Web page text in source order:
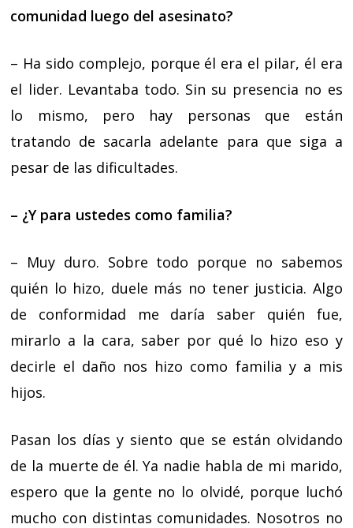
comunidad luego del asesinato?
– Ha sido complejo, porque él era el pilar, él era
el lider. Levantaba todo. Sin su presencia no es
lo mismo, pero hay personas que están
tratando de sacarla adelante para que siga a
pesar de las dificultades.
– ¿Y para ustedes como familia?
– Muy duro. Sobre todo porque no sabemos
quién lo hizo, duele más no tener justicia. Algo
de conformidad me daría saber quién fue,
mirarlo a la cara, saber por qué lo hizo eso y
decirle el daño nos hizo como familia y a mis
hijos.
Pasan los días y siento que se están olvidando
de la muerte de él. Ya nadie habla de mi marido,
espero que la gente no lo olvidé, porque luchó
mucho con distintas comunidades. Nosotros no